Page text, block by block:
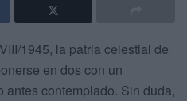
1945, la patria celestial de
en dos con un
antes contemplado. Sin duda,